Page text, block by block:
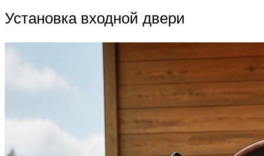
Установка входной двери